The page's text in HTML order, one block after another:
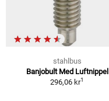
stahlbus
Banjobult Med Luftnippel
296,06 kr1